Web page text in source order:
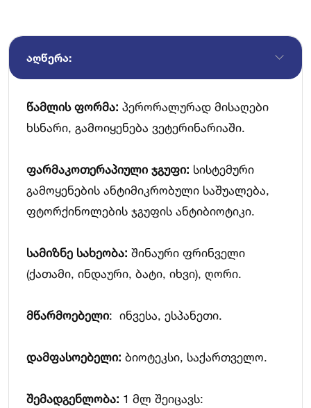
ᲐᲦᲬᲔᲠᲐ:
წამლის ფორმა: პერორალურად მისაღები
ხსნარი, გამოიყენება ვეტერინარიაში.
ფარმაკოთერაპიული ჯგუფი: სისტემური
გამოყენების ანტიმიკრობული საშუალება,
ფტორქინოლების ჯგუფის ანტიბიოტიკი.
სამიზნე სახეობა: შინაური ფრინველი
(ქათამი, ინდაური, ბატი, იხვი), ღორი.
მწარმოებელი: ინვესა, ესპანეთი.
დამფასოებელი: ბიოტეკსი, საქართველო.
შემადგენლობა: 1 მლ შეიცავს: